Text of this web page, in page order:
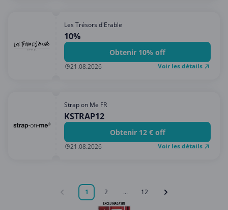
Les Trésors d'Erable
10%
Obtenir 10% off
21.08.2026 Voir les détails
Strap on Me FR
KSTRAP12
Obtenir 12 € off
21.08.2026 Voir les détails
1 2 ... 12